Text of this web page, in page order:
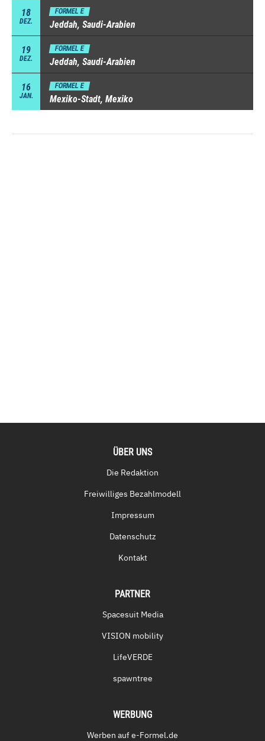
18
DEZ.
FORMEL E
Jeddah, Saudi-Arabien
19
DEZ.
FORMEL E
Jeddah, Saudi-Arabien
16
JAN.
FORMEL E
Mexiko-Stadt, Mexiko
ÜBER UNS
Die Redaktion
Freiwilliges Bezahlmodell
Impressum
Datenschutz
Kontakt
PARTNER
Spacesuit Media
VISION mobility
LifeVERDE
spawntree
WERBUNG
Werben auf e-Formel.de